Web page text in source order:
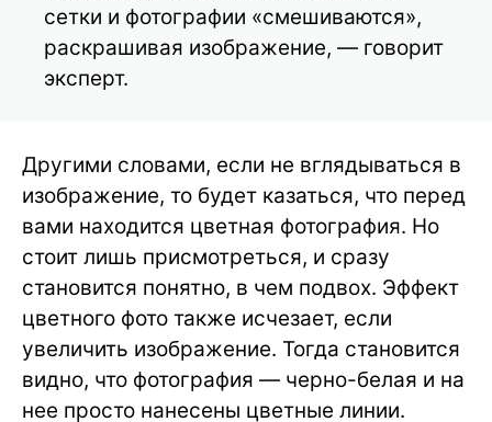
сетки и фотографии «смешиваются»,
раскрашивая изображение, — говорит
эксперт.
Другими словами, если не вглядываться в
изображение, то будет казаться, что перед
вами находится цветная фотография. Но
стоит лишь присмотреться, и сразу
становится понятно, в чем подвох. Эффект
цветного фото также исчезает, если
увеличить изображение. Тогда становится
видно, что фотография — черно-белая и на
нее просто нанесены цветные линии.